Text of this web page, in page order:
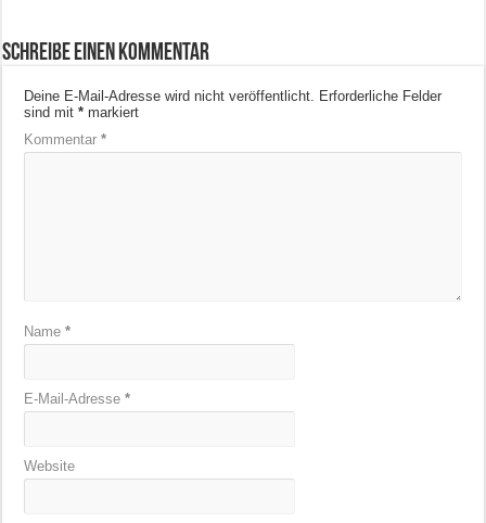
Schreibe einen Kommentar
Deine E-Mail-Adresse wird nicht veröffentlicht. Erforderliche Felder
sind mit* markiert
Kommentar*
Name*
E-Mail-Adresse*
Website